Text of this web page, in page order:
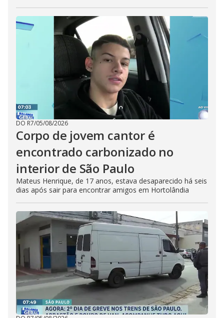
DO R7/05/08/2026
Corpo de jovem cantor é
encontrado carbonizado no
interior de São Paulo
Mateus Henrique, de 17 anos, estava desaparecido há seis
dias após sair para encontrar amigos em Hortolândia